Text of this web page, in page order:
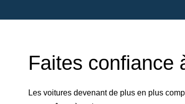
Faites confiance
Les voitures devenant de plus en plus